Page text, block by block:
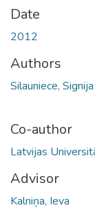
Date
2012
Authors
Silauniece, Signija
Co-author
Latvijas
Advisor
Kalniņa, Ieva